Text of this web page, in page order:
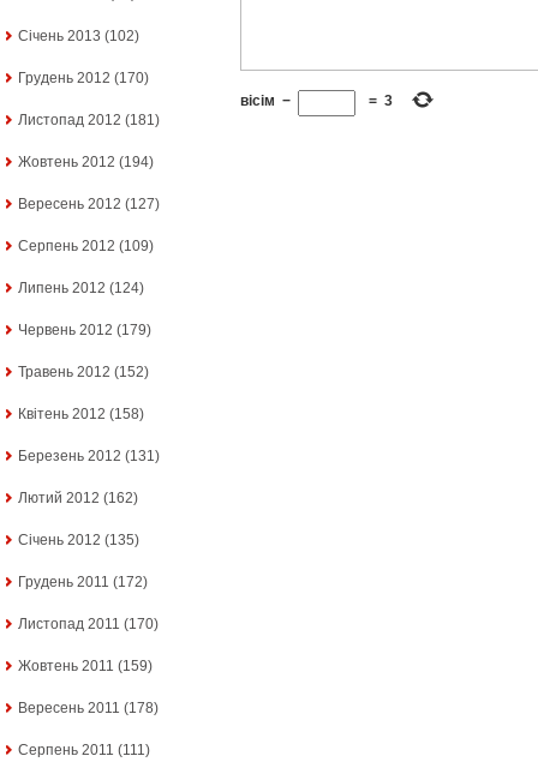
Січень 2013 (102)
Грудень 2012 (170)
Листопад 2012 (181)
Жовтень 2012 (194)
Вересень 2012 (127)
Серпень 2012 (109)
Липень 2012 (124)
Червень 2012 (179)
Травень 2012 (152)
Квітень 2012 (158)
Березень 2012 (131)
Лютий 2012 (162)
Січень 2012 (135)
Грудень 2011 (172)
Листопад 2011 (170)
Жовтень 2011 (159)
Вересень 2011 (178)
Серпень 2011 (111)
вісім − = 3